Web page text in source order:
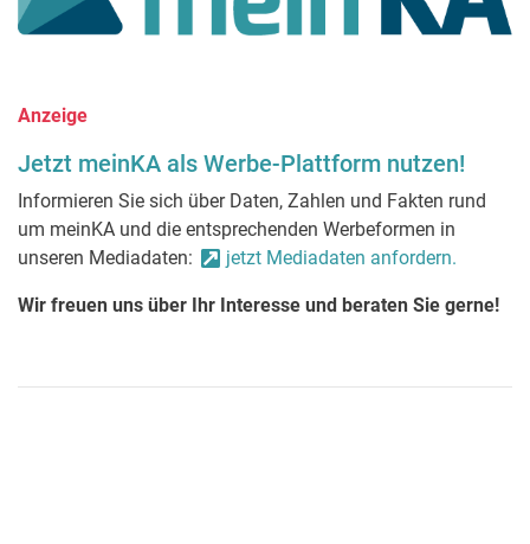
Anzeige
Jetzt meinKA als Werbe-Plattform nutzen!
Informieren Sie sich über Daten, Zahlen und Fakten rund
um meinKA und die entsprechenden Werbeformen in
unseren Mediadaten:
jetzt Mediadaten anfordern.
Wir freuen uns über Ihr Interesse und beraten Sie gerne!